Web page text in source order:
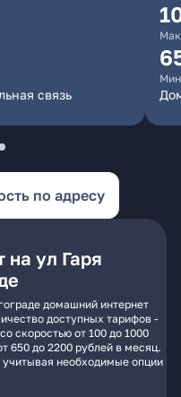
связь
по адресу
на ул Гаря
домашний интернет
доступных тарифов -
скоростью от 100 до 1000
650 до 2200 рублей в месяц.
необходимые опции